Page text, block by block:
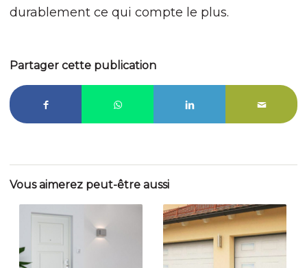
durablement ce qui compte le plus.
Partager cette publication
Vous aimerez peut-être aussi